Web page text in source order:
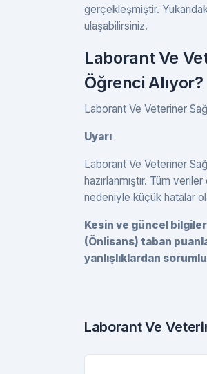
gerçekleşmiştir.
ulaşabilirsiniz.
Laborant Ve
Öğrenci Alıyor?
Laborant Ve Veteriner
Uyarı
Laborant Ve Veteriner
hazırlanmıştır. Tüm
nedeniyle küçük hatalar
Kesin ve güncel
(Önlisans) taban
yanlışlıklardan
Laborant Ve